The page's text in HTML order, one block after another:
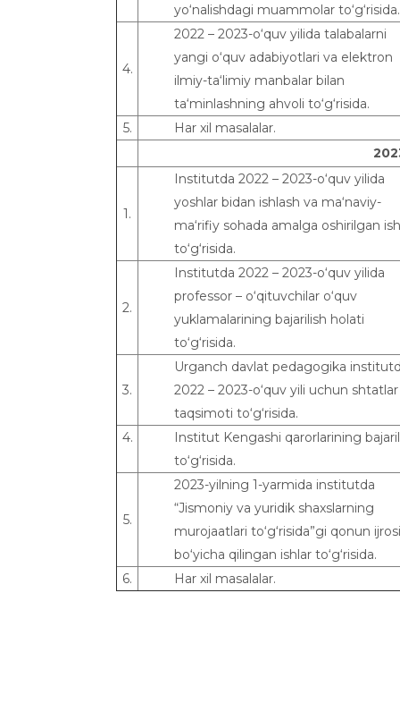
yo‘nalishdagi muammolar to‘g‘risida.
4.
2022 – 2023-o‘quv yilida talabalarni
yangi o‘quv adabiyotlari va elektron
ilmiy-ta‘limiy manbalar bilan
ta‘minlashning ahvoli to‘g‘risida.
5.
Har xil masalalar.
202
1.
Institutda 2022 – 2023-o‘quv yilida
yoshlar bidan ishlash va ma‘naviy-
ma‘rifiy sohada amalga oshirilgan
to‘g‘risida.
2.
Institutda 2022 – 2023-o‘quv yilida
professor – o‘qituvchilar o‘quv
yuklamalarining bajarilish holati
to‘g‘risida.
3.
Urganch davlat pedagogika
2022 – 2023-o‘quv yili uchun shtatlar
taqsimoti to‘g‘risida.
4.
Institut Kengashi qarorlarining
to‘g‘risida.
5.
2023-yilning 1-yarmida institutda
“Jismoniy va yuridik shaxslarning
murojaatlari to‘g‘risida”gi qonun ijrosi
bo‘yicha qilingan ishlar to‘g‘risida.
6.
Har xil masalalar.